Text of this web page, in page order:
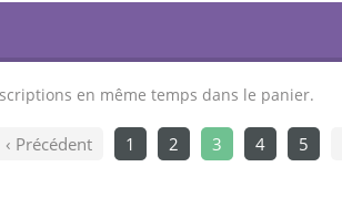
en même temps dans le panier.
‹ Précédent 1 2 3 4 5